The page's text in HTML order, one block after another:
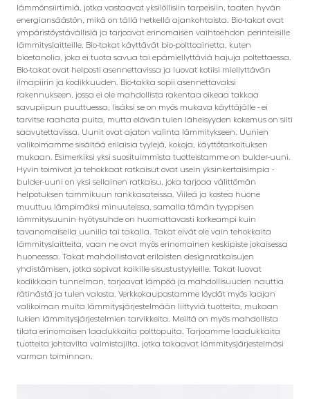
lämmönsiirtimiä, jotka vastaavat yksilöllisiin tarpeisiin, taaten hyvän
energiansäästön, mikä on tällä hetkellä ajankohtaista. Bio-takat ovat
ympäristöystävällisiä ja tarjoavat erinomaisen vaihtoehdon perinteisille
lämmityslaitteille. Bio-takat käyttävät bio-polttoainetta, kuten
bioetanolia, joka ei tuota savua tai epämiellyttäviä hajuja poltettaessa.
Bio-takat ovat helposti asennettavissa ja luovat kotiisi miellyttävän
ilmapiirin ja kodikkuuden. Bio-takka sopii asennettavaksi
rakennukseen, jossa ei ole mahdollista rakentaa oikeaa takkaa
savupiipun puuttuessa, lisäksi se on myös mukava käyttäjälle - ei
tarvitse raahata puita, mutta elävän tulen läheisyyden kokemus on silti
saavutettavissa. Uunit ovat ajaton valinta lämmitykseen. Uunien
valikoimamme sisältää erilaisia tyylejä, kokoja, käyttötarkoituksen
mukaan. Esimerkiksi yksi suosituimmista tuotteistamme on bulder-uuni.
Hyvin toimivat ja tehokkaat ratkaisut ovat usein yksinkertaisimpia -
bulder-uuni on yksi sellainen ratkaisu, joka tarjoaa välittömän
helpotuksen tammikuun rankkasateissa. Viileä ja kostea huone
muuttuu lämpimäksi minuuteissa, samalla tämän tyyppisen
lämmitysuunin hyötysuhde on huomattavasti korkeampi kuin
tavanomaisella uunilla tai takalla. Takat eivät ole vain tehokkaita
lämmityslaitteita, vaan ne ovat myös erinomainen keskipiste jokaisessa
huoneessa. Takat mahdollistavat erilaisten designratkaisujen
yhdistämisen, jotka sopivat kaikille sisustustyyleille. Takat luovat
kodikkaan tunnelman, tarjoavat lämpöä ja mahdollisuuden nauttia
rätinästä ja tulen valosta. Verkkokaupastamme löydät myös laajan
valikoiman muita lämmitysjärjestelmään liittyviä tuotteita, mukaan
lukien lämmitysjärjestelmien tarvikkeita. Meiltä on myös mahdollista
tilata erinomaisen laadukkaita polttopuita. Tarjoamme laadukkaita
tuotteita johtavilta valmistajilta, jotka takaavat lämmitysjärjestelmäsi
varman toiminnan.